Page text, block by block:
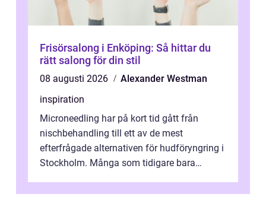
Frisörsalong i Enköping: Så hittar du
rätt salong för din stil
08 augusti 2026
Alexander Westman
inspiration
Microneedling har på kort tid gått från
nischbehandling till ett av de mest
efterfrågade alternativen för hudföryngring i
Stockholm. Många som tidigare bara